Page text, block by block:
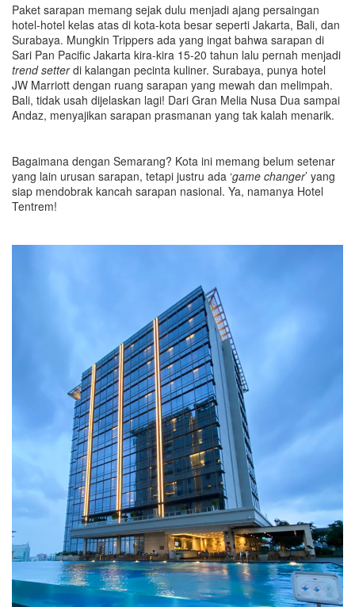
Paket sarapan memang sejak dulu menjadi ajang persaingan
hotel-hotel kelas atas di kota-kota besar seperti Jakarta, Bali, dan
Surabaya. Mungkin Trippers ada yang ingat bahwa sarapan di
Sari Pan Pacific Jakarta kira-kira 15-20 tahun lalu pernah menjadi
trend setterdi kalangan pecinta kuliner. Surabaya, punya hotel
JW Marriott dengan ruang sarapan yang mewah dan melimpah.
Bali, tidak usah dijelaskan lagi! Dari Gran Melia Nusa Dua sampai
Andaz, menyajikan sarapan prasmanan yang tak kalah menarik.
Bagaimana dengan Semarang? Kota ini memang belum setenar
yang lain urusan sarapan, tetapi justru ada ‘game changer’ yang
siap mendobrak kancah sarapan nasional. Ya, namanya Hotel
Tentrem!